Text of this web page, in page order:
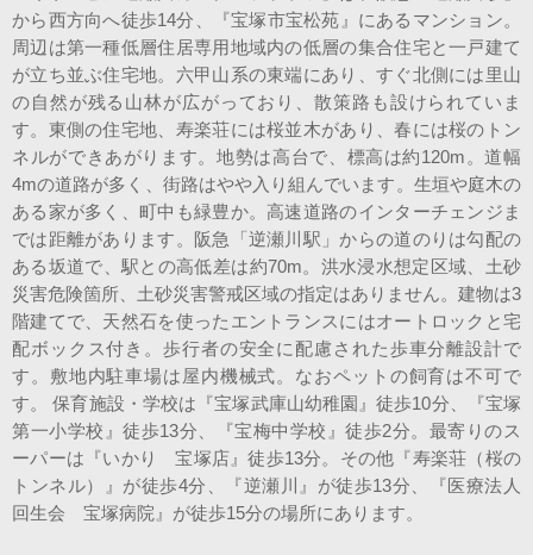
から西方向へ徒歩14分、『宝塚市宝松苑』にあるマンション。
周辺は第一種低層住居専用地域内の低層の集合住宅と一戸建て
が立ち並ぶ住宅地。六甲山系の東端にあり、すぐ北側には里山
の自然が残る山林が広がっており、散策路も設けられていま
す。東側の住宅地、寿楽荘には桜並木があり、春には桜のトン
ネルができあがります。地勢は高台で、標高は約120m。道幅
4mの道路が多く、街路はやや入り組んでいます。生垣や庭木の
ある家が多く、町中も緑豊か。高速道路のインターチェンジま
では距離があります。阪急「逆瀬川駅」からの道のりは勾配の
ある坂道で、駅との高低差は約70m。洪水浸水想定区域、土砂
災害危険箇所、土砂災害警戒区域の指定はありません。建物は3
階建てで、天然石を使ったエントランスにはオートロックと宅
配ボックス付き。歩行者の安全に配慮された歩車分離設計で
す。敷地内駐車場は屋内機械式。なおペットの飼育は不可で
す。 保育施設・学校は『宝塚武庫山幼稚園』徒歩10分、『宝塚
第一小学校』徒歩13分、『宝梅中学校』徒歩2分。最寄りのス
ーパーは『いかり 宝塚店』徒歩13分。その他『寿楽荘（桜の
トンネル）』が徒歩4分、『逆瀬川』が徒歩13分、『医療法人
回生会 宝塚病院』が徒歩15分の場所にあります。